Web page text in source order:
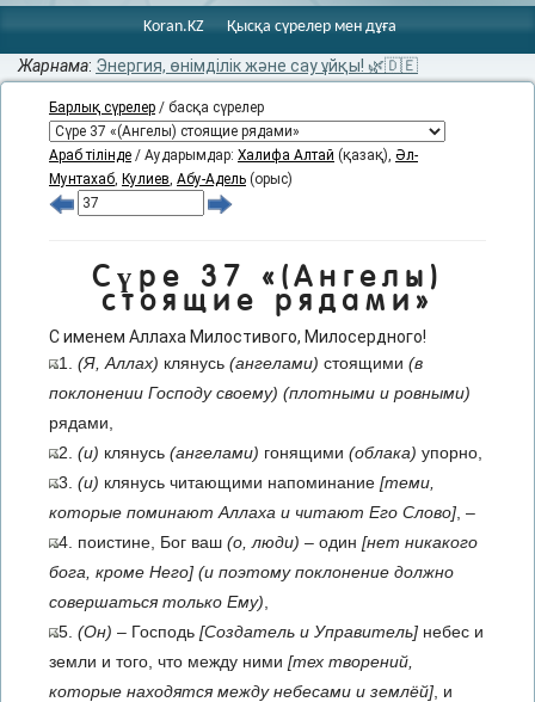
Koran.KZ Қысқа сүрелер мен дұға
Жарнама: Энергия, өнімділік және сау ұйқы! 🌿🇩🇪
Барлық сүрелер / басқа сүрелер
Араб тілінде / Аударымдар: Халифа Алтай (қазақ), Әл-
Мунтахаб, Кулиев, Абу-Адель (орыс)
Сүре 37 «(Ангелы)
стоящие рядами»
С именем Аллаха Милостивого, Милосердного!
1. (Я, Аллах) клянусь (ангелами) стоящими (в
поклонении Господу своему) (плотными и ровными)
рядами,
2. (и) клянусь (ангелами) гонящими (облака) упорно,
3. (и) клянусь читающими напоминание [теми,
которые поминают Аллаха и читают Его Слово] , –
4. поистине, Бог ваш (о, люди) – один [нет никакого
бога, кроме Него] (и поэтому поклонение должно
совершаться только Ему)
5. (Он) – Господь [Создатель и Управитель] небес и
земли и того, что между ними [тех творений,
которые находятся между небесами и землёй] , и